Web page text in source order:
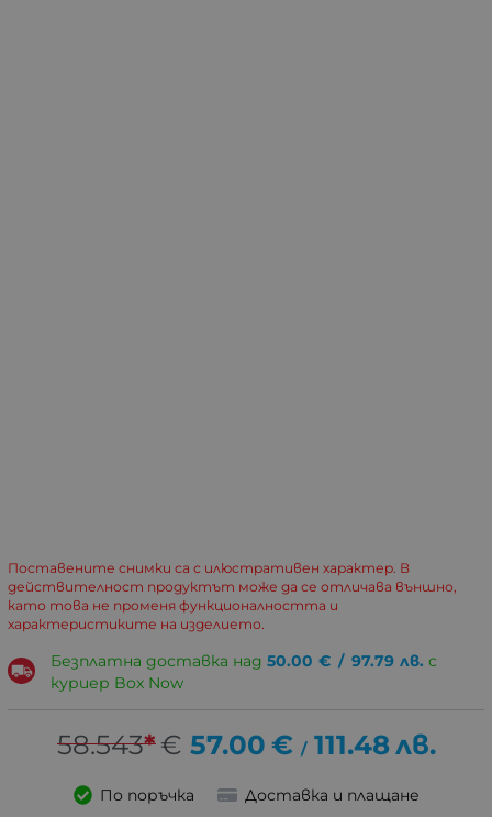
Поставените снимки са с илюстративен характер. В
действителност продуктът може да се отличава външно,
като това не променя функционалността и
характеристиките на изделието.
Безплатна доставка над 50.00 € / 97.79 лв. с
куриер Box Now
58.543*€ 57.00 € / 111.48лв.
По поръчка Доставка и плащане